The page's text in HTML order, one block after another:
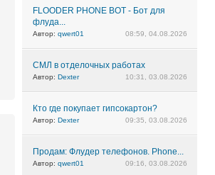
FLOODER PHONE BOT - Бот для
флуда...
Автор: qwert01 08:59, 04.08.2026
СМЛ в отделочных работах
Автор: Dexter 10:31, 03.08.2026
Кто где покупает гипсокартон?
Автор: Dexter 09:35, 03.08.2026
Продам: Флудер телефонов. Phone...
Автор: qwert01 09:16, 03.08.2026